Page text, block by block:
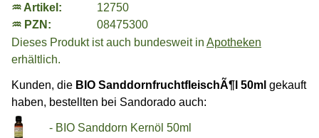
♒ Artikel:
12750
♒ PZN:
08475300
Dieses Produkt ist auch bundesweit in Apotheken
erhältlich.
Kunden, die BIO SanddornfruchtfleischÃ¶l 50ml gekauft
haben, bestellten bei Sandorado auch:
- BIO Sanddorn Kernöl 50ml